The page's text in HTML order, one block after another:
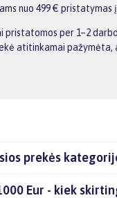
nuo 499 €
per 1–2
atitinkamai pažymėta,
prekės
Eur - kiek